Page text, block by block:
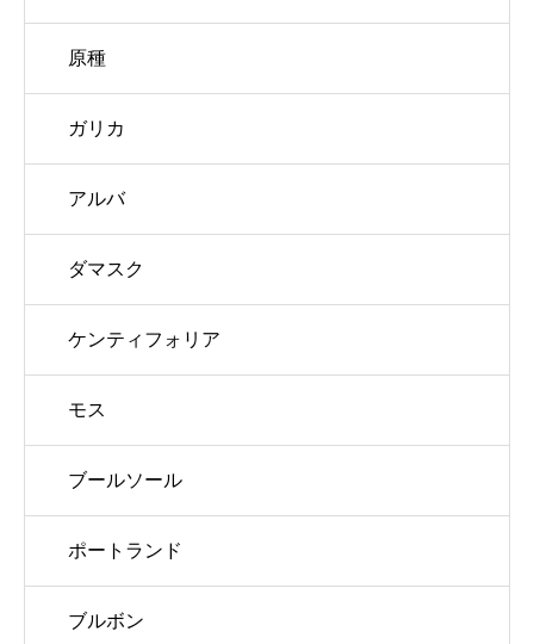
原種
ガリカ
アルバ
ダマスク
ケンティフォリア
モス
ブールソール
ポートランド
ブルボン